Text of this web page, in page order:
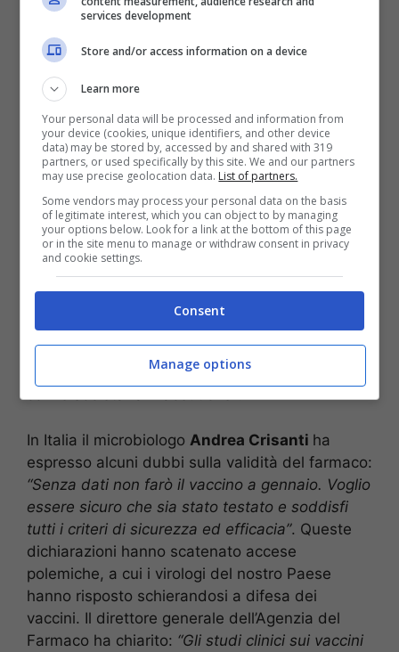
Com’è stato possibile avere un vaccino in
tempi così rapidi?Fauci ha spiegato che
risultati ottenuti sono la conseguenza dello
straordinario progresso scientifico fatto su
questo tipo di vaccini che ci ha permesso in
pochi mesi di fare cose per le quali finora ci
difeso i dati pubblicati riguardanti l’efficacia dei
vaccini:“Questi dati sono staivalutati da un
gruppo indipendentedi esperti senza alcun
legame né con l’amministrazione, né con me, né
con le società farmaceutiche”.
In Italia il microbiologo Andrea Crisanti ha
espresso alcuni dubbi sulla validità del farmaco:
“Senza dati non farò il vaccino a gennaio. Voglio
essere sicuro che sia stato testato e soddisfi
tutti i criteri di sicurezza ed efficacia”. Queste
dichiarazioni hanno scatenato accese
polemiche, a cui i virologi del nostro Paese
hanno risposto schierandosi a difesa dei
vaccini. Il direttore generale dell’Agenzia del
Farmaco ha chiarito: “Gli studi clinici sui vaccini
services development
Store and/or access information on a device
Learn more
Your personal data will be processed and information from
your device (cookies, unique identifiers, and other device
data) may be stored by, accessed by and shared with 319
partners, or used specifically by this site. We and our partners
may use precise geolocation data. List of partners.
Some vendors may process your personal data on the basis
of legitimate interest, which you can object to by managing
your options below. Look for a link at the bottom of this page
or in the site menu to manage or withdraw consent in privacy
and cookie settings.
Consent
Manage options